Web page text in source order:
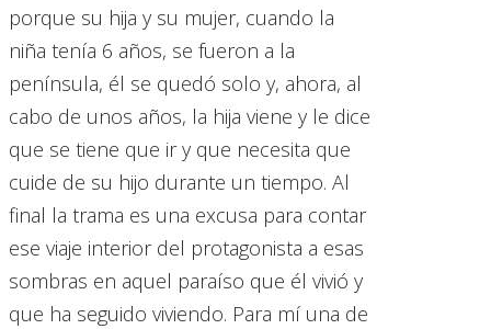
porque su hija y su mujer, cuando la
niña tenía 6 años, se fueron a la
península, él se quedó solo y, ahora, al
cabo de unos años, la hija viene y le dice
que se tiene que ir y que necesita que
cuide de su hijo durante un tiempo. Al
final la trama es una excusa para contar
ese viaje interior del protagonista a esas
sombras en aquel paraíso que él vivió y
que ha seguido viviendo. Para mí una de